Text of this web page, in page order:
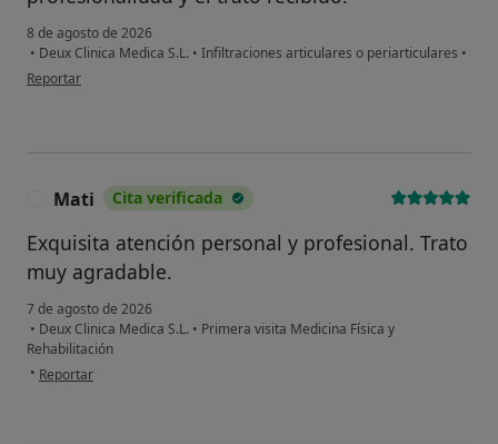
8 de agosto de 2026
• Deux Clinica Medica S.L. • Infiltraciones articulares o periarticulares •
en opinión del usuario Tamara Arzúa
Reportar
Mati Cita verificada
Exquisita atención personal y profesional. Trato
muy agradable.
7 de agosto de 2026
• Deux Clinica Medica S.L. • Primera visita Medicina Física y
Rehabilitación
• en opinión del usuario Mati
Reportar